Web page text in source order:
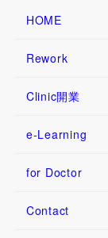
HOME
Rework
Clinic開業
e-Learning
for Doctor
Contact